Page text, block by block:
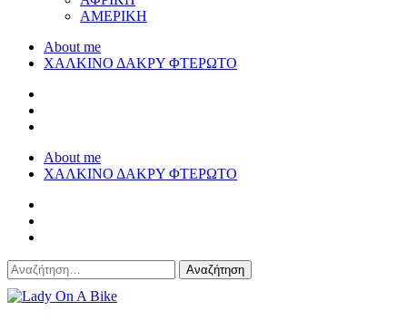
ΑΜΕΡΙΚΗ
About me
ΧΑΛΚΙΝΟ ΔΑΚΡΥ ΦΤΕΡΩΤΟ
About me
ΧΑΛΚΙΝΟ ΔΑΚΡΥ ΦΤΕΡΩΤΟ
Αναζήτηση
για: